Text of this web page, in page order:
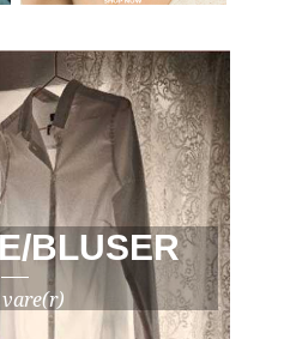
BLUSER
vare(r)